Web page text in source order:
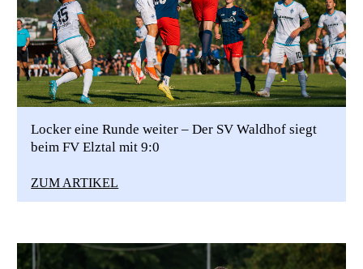
Locker eine Runde weiter – Der SV Waldhof siegt
beim FV Elztal mit 9:0
ZUM ARTIKEL